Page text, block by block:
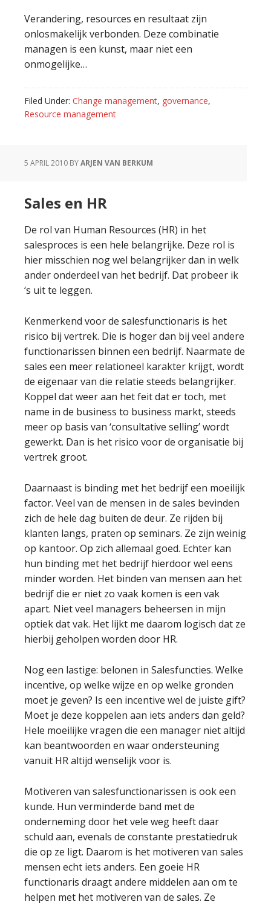
Verandering, resources en resultaat zijn
onlosmakelijk verbonden. Deze combinatie
managen is een kunst, maar niet een
onmogelijke…
Filed Under: Change management, governance,
Resource management
5 APRIL 2010 BYARJEN VAN BERKUM
Sales en HR
De rol van Human Resources (HR) in het
salesproces is een hele belangrijke. Deze rol is
hier misschien nog wel belangrijker dan in welk
ander onderdeel van het bedrijf. Dat probeer ik
‘s uit te leggen.
Kenmerkend voor de salesfunctionaris is het
risico bij vertrek. Die is hoger dan bij veel andere
functionarissen binnen een bedrijf. Naarmate de
sales een meer relationeel karakter krijgt, wordt
de eigenaar van die relatie steeds belangrijker.
Koppel dat weer aan het feit dat er toch, met
name in de business to business markt, steeds
meer op basis van ‘consultative selling’ wordt
gewerkt. Dan is het risico voor de organisatie bij
vertrek groot.
Daarnaast is binding met het bedrijf een moeilijk
factor. Veel van de mensen in de sales bevinden
zich de hele dag buiten de deur. Ze rijden bij
klanten langs, praten op seminars. Ze zijn weinig
op kantoor. Op zich allemaal goed. Echter kan
hun binding met het bedrijf hierdoor wel eens
minder worden. Het binden van mensen aan het
bedrijf die er niet zo vaak komen is een vak
apart. Niet veel managers beheersen in mijn
optiek dat vak. Het lijkt me daarom logisch dat ze
hierbij geholpen worden door HR.
Nog een lastige: belonen in Salesfuncties. Welke
incentive, op welke wijze en op welke gronden
moet je geven? Is een incentive wel de juiste gift?
Moet je deze koppelen aan iets anders dan geld?
Hele moeilijke vragen die een manager niet altijd
kan beantwoorden en waar ondersteuning
vanuit HR altijd wenselijk voor is.
Motiveren van salesfunctionarissen is ook een
kunde. Hun verminderde band met de
onderneming door het vele weg heeft daar
schuld aan, evenals de constante prestatiedruk
die op ze ligt. Daarom is het motiveren van sales
mensen echt iets anders. Een goeie HR
functionaris draagt andere middelen aan om te
helpen met het motiveren van de sales. Ze